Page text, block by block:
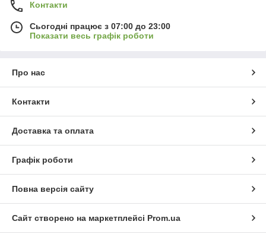
Контакти
Сьогодні працює з 07:00 до 23:00
Показати весь графік роботи
Про нас
Контакти
Доставка та оплата
Графік роботи
Повна версія сайту
Сайт створено на маркетплейсі Prom.ua